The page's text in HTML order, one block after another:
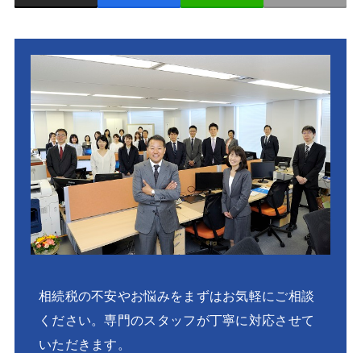
相続税の不安やお悩みをまずはお気軽にご相談
ください。専門のスタッフが丁寧に対応させて
いただきます。